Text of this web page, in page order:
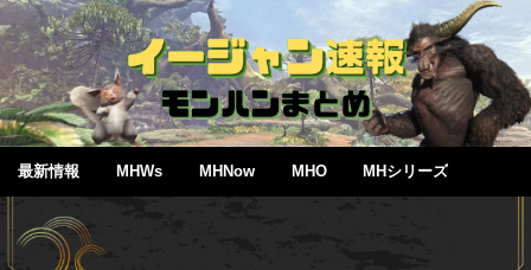
最新情報 MHWs MHNow MHO MHシリーズ